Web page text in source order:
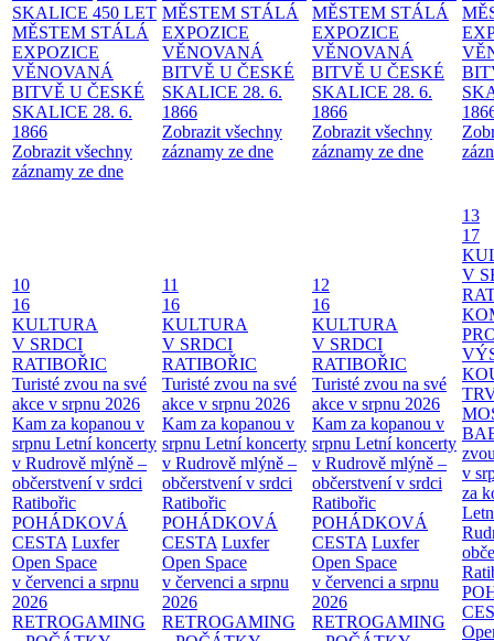
SKALICE 450 LET
MĚSTEM STÁLÁ
EXPOZICE
VĚNOVANÁ
BITVĚ U ČESKÉ
SKALICE 28. 6.
1866
Zobrazit všechny
záznamy ze dne
MĚSTEM STÁLÁ
EXPOZICE
VĚNOVANÁ
BITVĚ U ČESKÉ
SKALICE 28. 6.
1866
Zobrazit všechny
záznamy ze dne
MĚSTEM STÁLÁ
EXPOZICE
VĚNOVANÁ
BITVĚ U ČESKÉ
SKALICE 28. 6.
1866
Zobrazit všechny
záznamy ze dne
10
16
KULTURA
V SRDCI
RATIBOŘIC
Turisté zvou na své
akce v srpnu 2026
Kam za kopanou v
srpnu Letní koncerty
v Rudrově mlýně –
občerstvení v srdci
Ratibořic
POHÁDKOVÁ
CESTA Luxfer
Open Space
v červenci a srpnu
2026
RETROGAMING
11
16
KULTURA
V SRDCI
RATIBOŘIC
Turisté zvou na své
akce v srpnu 2026
Kam za kopanou v
srpnu Letní koncerty
v Rudrově mlýně –
občerstvení v srdci
Ratibořic
POHÁDKOVÁ
CESTA Luxfer
Open Space
v červenci a srpnu
2026
RETROGAMING
12
16
KULTURA
V SRDCI
RATIBOŘIC
Turisté zvou na své
akce v srpnu 2026
Kam za kopanou v
srpnu Letní koncerty
v Rudrově mlýně –
občerstvení v srdci
Ratibořic
POHÁDKOVÁ
CESTA Luxfer
Open Space
v červenci a srpnu
2026
RETROGAMING
13
17
V
v
za